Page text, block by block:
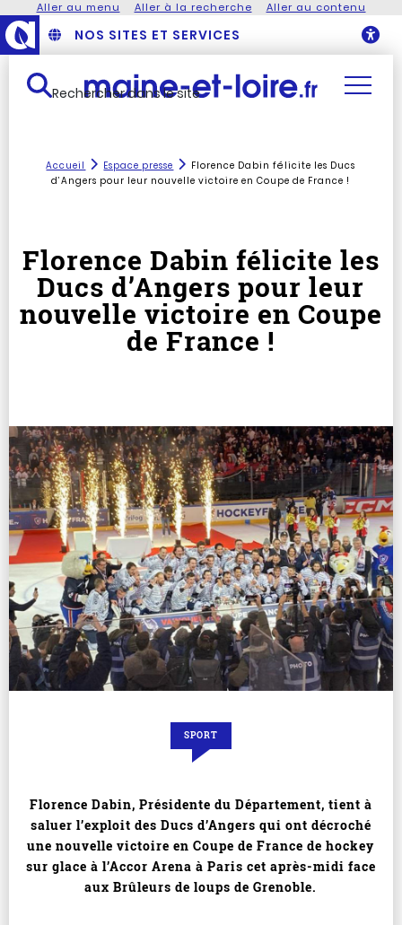
Aller au menu Aller à la recherche Aller au contenu
NOS SITES ET SERVICES
Rechercher dans le site
Accueil Espace presse
Florence Dabin félicite les Ducs
d’Angers pour leur nouvelle victoire en Coupe de France !
Florence Dabin félicite les
Ducs d’Angers pour leur
nouvelle victoire en Coupe
de France !
SPORT
Florence Dabin, Présidente du Département, tient à
saluer l’exploit des Ducs d’Angers qui ont décroché
une nouvelle victoire en Coupe de France de hockey
sur glace à l’Accor Arena à Paris cet après-midi face
aux Brûleurs de loups de Grenoble.